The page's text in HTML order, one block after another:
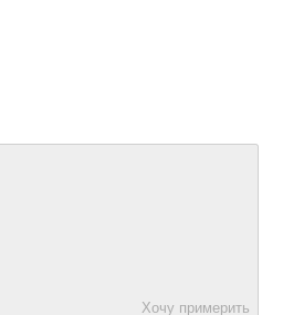
Хочу примерить